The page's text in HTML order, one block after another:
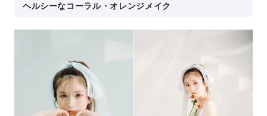
ヘルシーなコーラル・オレンジメイク